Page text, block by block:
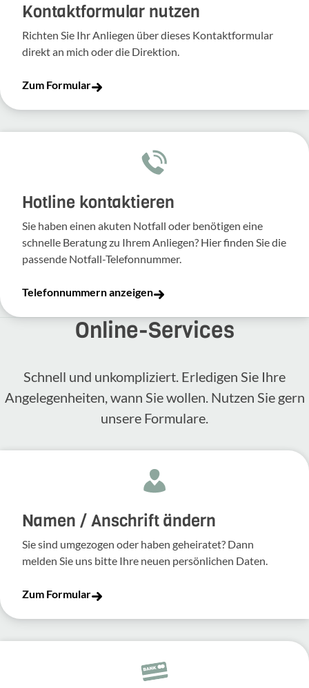
Kontakt­for­mular nutzen
Richten Sie Ihr Anliegen über dieses Kontakt­for­mular
direkt an mich oder die Direk­tion.
Zum Formular
Hotline kontaktieren
Sie haben einen akuten Notfall oder benötigen eine
schnelle Beratung zu Ihrem Anliegen? Hier finden Sie die
passende Notfall-Telefonnummer.
Telefonnummern anzeigen
Online-​Services
Schnell und unkompliziert. Erledigen Sie Ihre
Angelegenheiten, wann Sie wollen. Nutzen Sie gern
unsere Formulare.
Namen / Anschrift ändern
Sie sind umgezogen oder haben geheiratet? Dann
melden Sie uns bitte Ihre neuen persönlichen Daten.
Zum Formular